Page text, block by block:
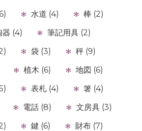
水道 (4)
棒 (2)
器 (4)
筆記用具 (2)
袋 (3)
秤 (9)
植木 (6)
地図 (6)
表札 (4)
箸 (4)
電話 (8)
文房具 (3)
鍵 (6)
財布 (7)